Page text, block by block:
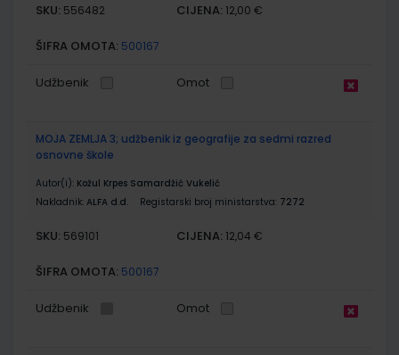
SKU: 556482 CIJENA: 12,00 €
ŠIFRA OMOTA: 500167
Udžbenik Omot
MOJA ZEMLJA 3; udžbenik iz geografije za sedmi razred
osnovne škole
Autor(i): Kožul Krpes Samardžić Vukelić
Nakladnik: ALFA d.d. Registarski broj ministarstva: 7272
SKU: 569101 CIJENA: 12,04 €
ŠIFRA OMOTA: 500167
Udžbenik Omot